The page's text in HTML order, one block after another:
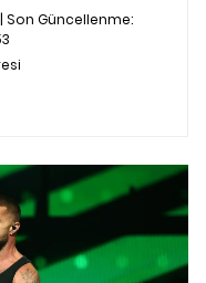
| Son Güncellenme: